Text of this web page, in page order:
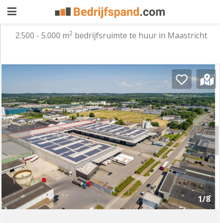
aanbieden
zoeken
Waarom
adverteren
Premium
adverteren
Blog
Registreren
Login
2.500 - 5.000 m2bedrijfsruimte te huur in Maastricht
1/8